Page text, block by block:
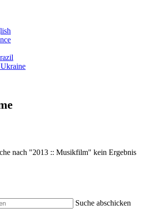
nach "2013 :: Musikfilm" kein Ergebnis
Suche abschicken